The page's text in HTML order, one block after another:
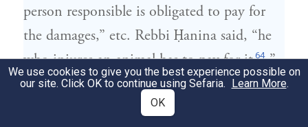
person responsible is obligated to pay for
the damages,” etc. Rebbi Ḥanina said, “he
who injures an animal has to pay for it64,”
he has to pay the diminution in value. Bar
Pedaiah said, “if it was torn, he shall bring
We use cookies to give you the best experience possible on
our site. Click OK to continue using Sefaria. Learn More.
OK